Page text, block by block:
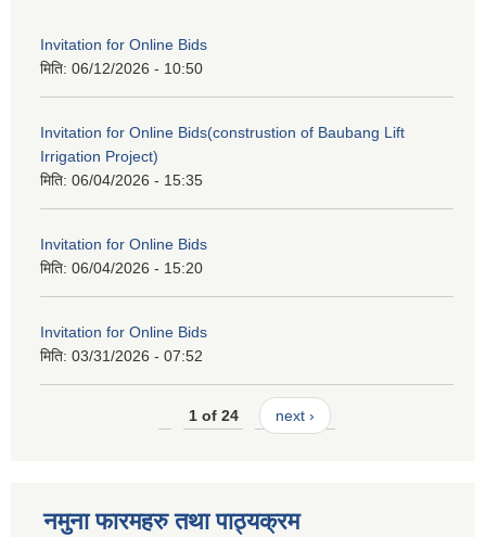
Invitation for Online Bids
मिति: 06/12/2026 - 10:50
Invitation for Online Bids(construstion of Baubang Lift
Irrigation Project)
मिति: 06/04/2026 - 15:35
Invitation for Online Bids
मिति: 06/04/2026 - 15:20
Invitation for Online Bids
मिति: 03/31/2026 - 07:52
1 of 24 next ›
नमुना फारमहरु तथा पाठ्यक्रम